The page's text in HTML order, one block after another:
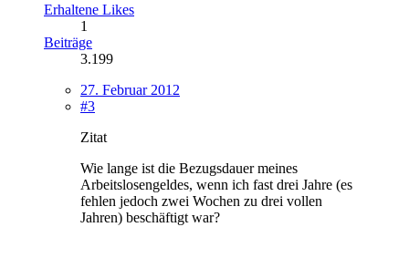
Erhaltene Likes
1
Beiträge
3.199
27. Februar 2012
#3
Zitat
Wie lange ist die Bezugsdauer meines
Arbeitslosengeldes, wenn ich fast drei Jahre (es
fehlen jedoch zwei Wochen zu drei vollen
Jahren) beschäftigt war?